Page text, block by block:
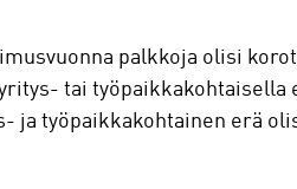
palkkoja olisi
tai työpaikkakohtaisella
ja työpaikkakohtainen erä